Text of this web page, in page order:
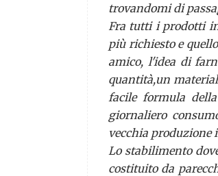
trovandomi di
Fra tutti i prodotti
più richiesto e
amico, l'idea di
quantità,un
facile formula della
giornaliero
vecchia
Lo stabilimento
costituito da